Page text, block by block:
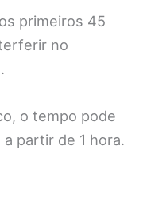
primeiros 45
no
o tempo pode
partir de 1 hora.